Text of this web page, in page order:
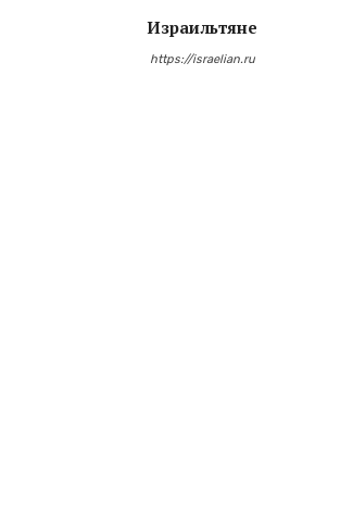
Израильтяне
https://israelian.ru